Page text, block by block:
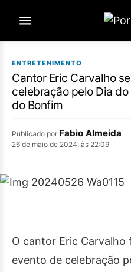
ENTRETENIMENTO
Cantor Eric Carvalho
celebração pelo Dia
do Bonfim
Publicado por Fabio Almeida
26 de maio de 2024, às 22:09
O cantor Eric Carvalho
evento de celebração